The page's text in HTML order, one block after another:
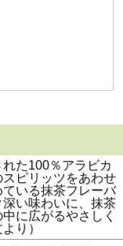
た100％アラビカ
ピリッツをあわせ
いる抹茶フレーバ
い味わいに、抹茶
に広がるやさしく
り）